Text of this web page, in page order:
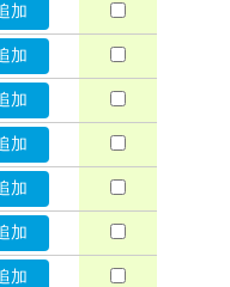
加
加
加
加
加
加
加